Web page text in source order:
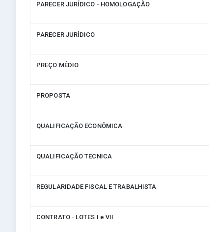
PARECER JURÍDICO - HOMOLOGAÇÃO
PARECER JURÍDICO
PREÇO MÉDIO
PROPOSTA
QUALIFICAÇÃO ECONÔMICA
QUALIFICAÇÃO TECNICA
REGULARIDADE FISCAL E TRABALHISTA
CONTRATO - LOTES I e VII